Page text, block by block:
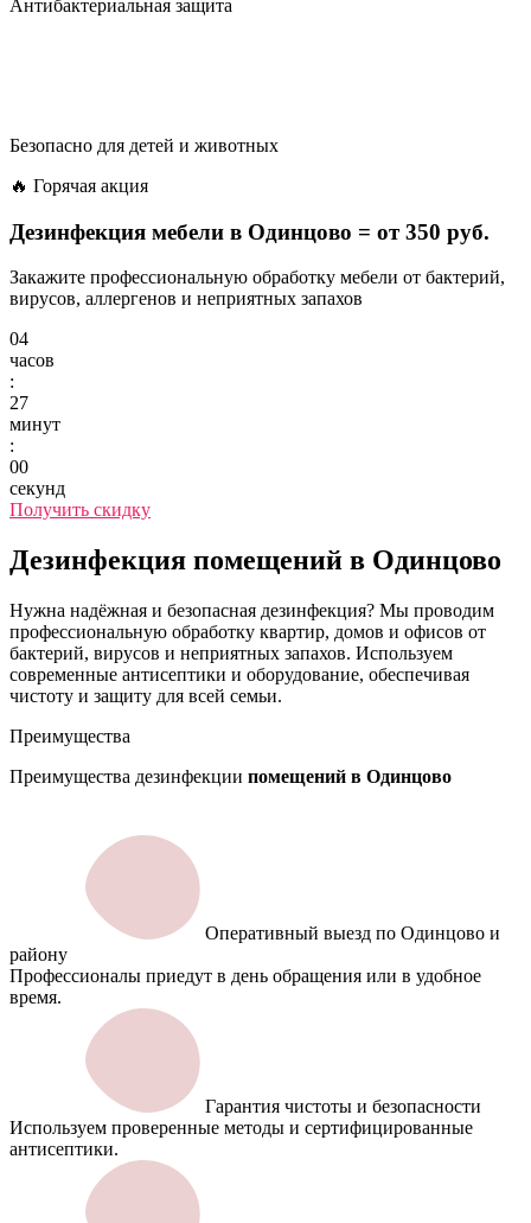
Антибактериальная защита
Безопасно для детей и животных
🔥 Горячая акция
Дезинфекция мебели в Одинцово = от 350 руб.
Закажите профессиональную обработку мебели от бактерий,
вирусов, аллергенов и неприятных запахов
04
часов
:
27
минут
:
00
секунд
Получить скидку
Дезинфекция помещений в Одинцово
Нужна надёжная и безопасная дезинфекция? Мы проводим
профессиональную обработку квартир, домов и офисов от
бактерий, вирусов и неприятных запахов. Используем
современные антисептики и оборудование, обеспечивая
чистоту и защиту для всей семьи.
Преимущества
Преимущества дезинфекции помещений в Одинцово
Оперативный выезд по Одинцово и
району
Профессионалы приедут в день обращения или в удобное
время.
Гарантия чистоты и безопасности
Используем проверенные методы и сертифицированные
антисептики.